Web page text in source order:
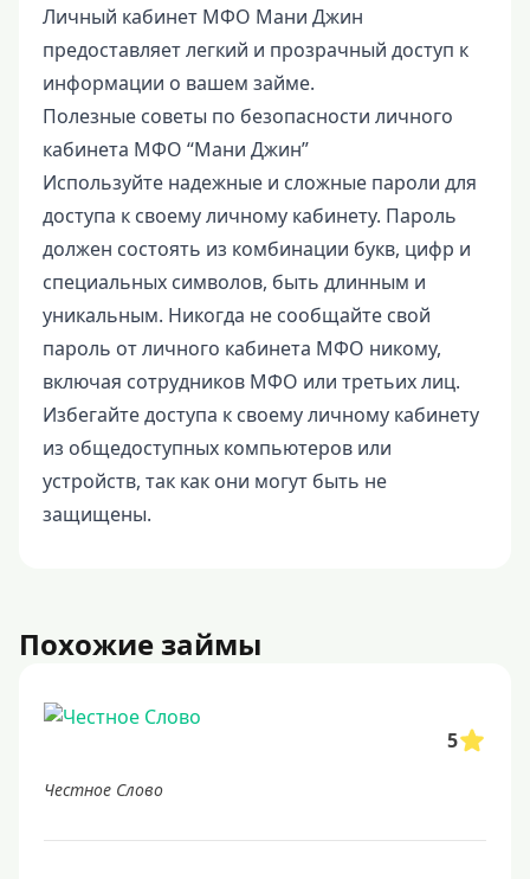
Личный кабинет МФО Мани Джин
предоставляет легкий и прозрачный доступ к
информации о вашем займе.
Полезные советы по безопасности личного
кабинета МФО “Мани Джин”
Используйте надежные и сложные пароли для
доступа к своему личному кабинету. Пароль
должен состоять из комбинации букв, цифр и
специальных символов, быть длинным и
уникальным. Никогда не сообщайте свой
пароль от личного кабинета МФО никому,
включая сотрудников МФО или третьих лиц.
Избегайте доступа к своему личному кабинету
из общедоступных компьютеров или
устройств, так как они могут быть не
защищены.
Похожие займы
5
Честное Слово